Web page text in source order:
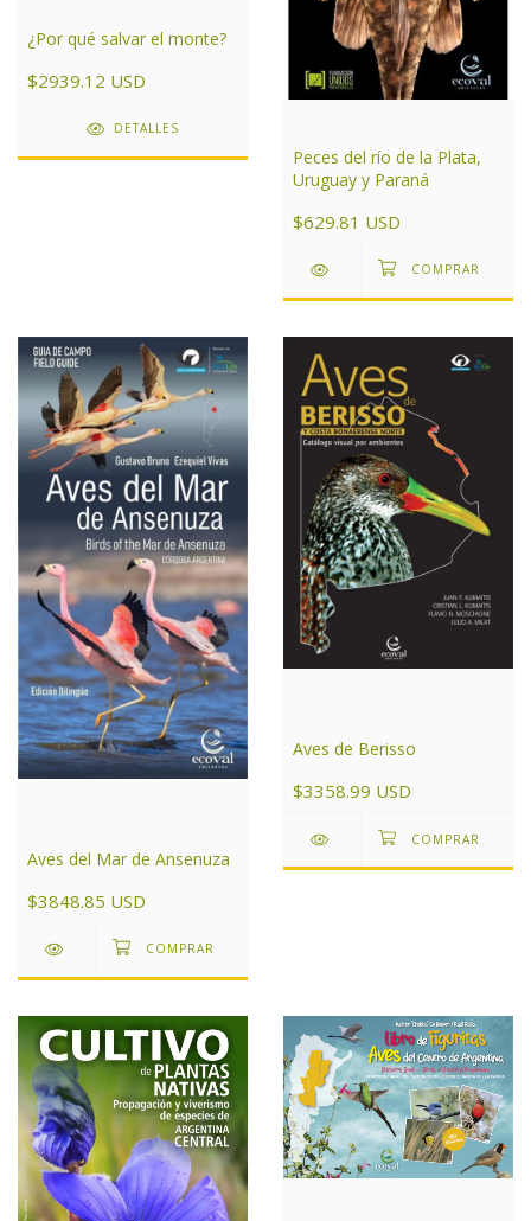
¿Por qué salvar el monte?
$2939.12 USD
DETALLES
Peces del río de la Plata,
Uruguay y Paraná
$629.81 USD
Aves del Mar de Ansenuza
$3848.85 USD
Aves de Berisso
$3358.99 USD